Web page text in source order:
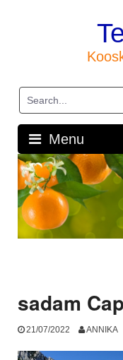
Menu
sadam
21/07/2022 ANNIKA